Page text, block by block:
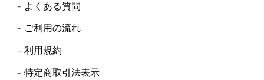
よくある質問
ご利用の流れ
利用規約
特定商取引法表示